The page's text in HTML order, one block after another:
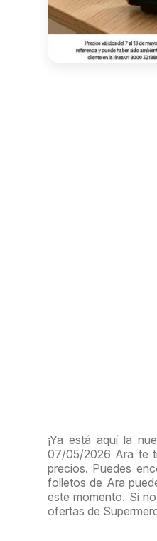
¡Ya está aquí la
07/05/2026 Ara te
precios. Puedes
folletos de Ara
este momento. Si
ofertas de